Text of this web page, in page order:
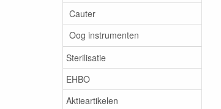
Cauter
Oog instrumenten
Sterilisatie
EHBO
Aktieartikelen